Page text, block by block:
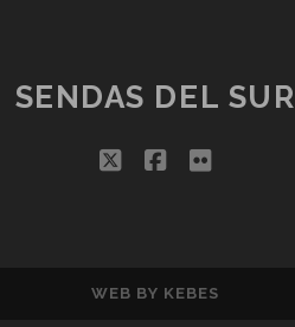
SENDAS DEL SUR
twitterfacebook
flickr
WEB BY KEBES